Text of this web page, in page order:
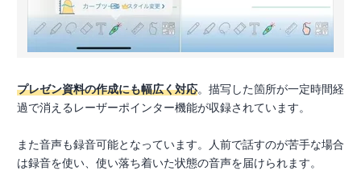
プレゼン資料の作成にも幅広く対応。描写した箇所が一定時間経
過で消えるレーザーポインター機能が収録されています。
また音声も録音可能となっています。人前で話すのが苦手な場合
は録音を使い、使い落ち着いた状態の音声を届けられます。